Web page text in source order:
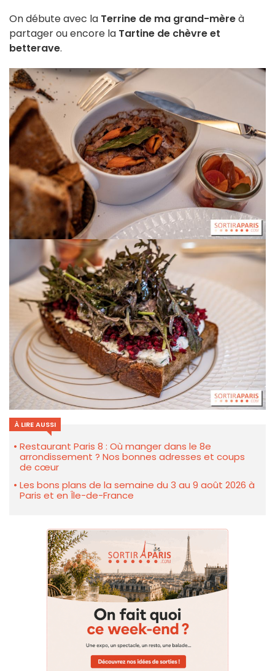
On débute avec la Terrine de ma grand-mèreà
partager ou encore la Tartine de chèvre et
betterave.
À LIRE AUSSI
Restaurant Paris 8 : Où manger dans le 8e
arrondissement ? Nos bonnes adresses et coups
de cœur
Les bons plans de la semaine du 3 au 9 août 2026 à
Paris et en Île-de-France